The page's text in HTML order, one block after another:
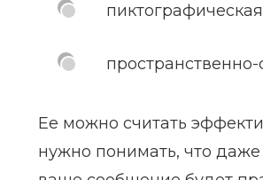
Ее можно считать
нужно понимать, что